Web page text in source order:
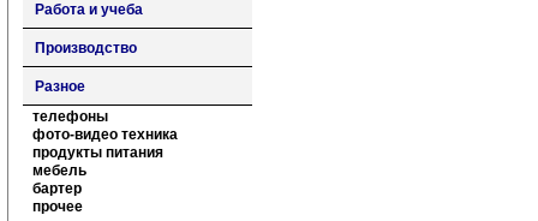
Работа и учеба
Производство
Разное
телефоны
фото-видео техника
продукты питания
мебель
бартер
прочее